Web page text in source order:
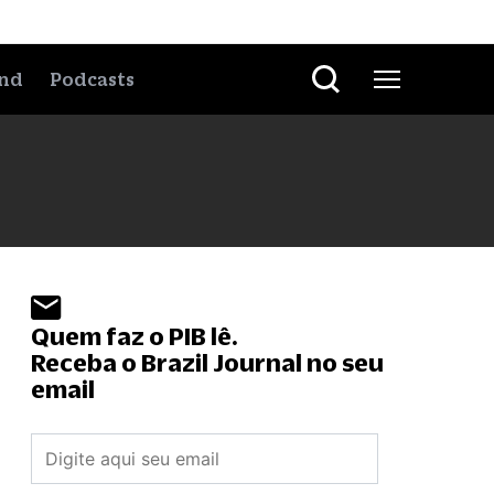
Podcasts
Quem faz o PIB lê.
Receba o Brazil Journal no seu
email